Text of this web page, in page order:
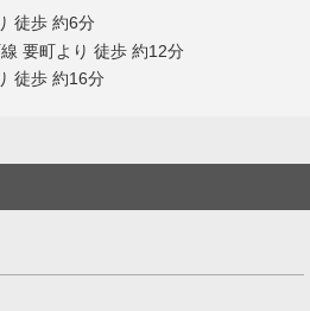
徒歩 約6分
要町より 徒歩 約12分
徒歩 約16分